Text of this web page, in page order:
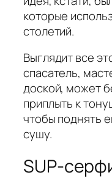
которые
столетий.
Выглядит все
спасатель,
доской, может
приплыть к
чтобы поднять
сушу.
SUP-